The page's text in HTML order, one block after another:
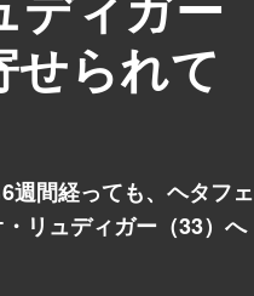
せられて
週間経っても、ヘタフェ
リュディガー（33）へ